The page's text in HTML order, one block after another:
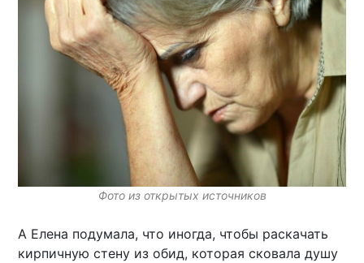
Фото из открытых источников
А Елена подумала, что иногда, чтобы раскачать
кирпичную стену из обид, которая сковала душу